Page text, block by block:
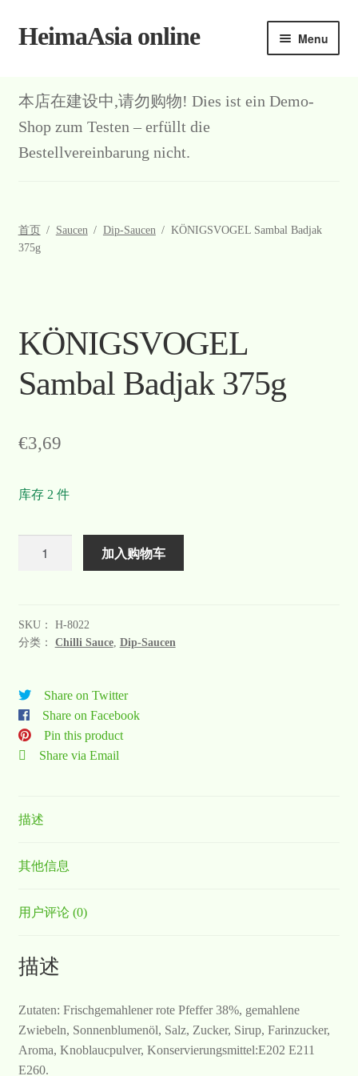
Skip
Skip
HeimaAsia online Menu
About
AGB
Datenschutz
Mein Konto
Warenkorb
关于
本店在建设中,请勿购物! Dies ist ein Demo-
Shop zum Testen – erfüllt die
Bestellvereinbarung nicht.
首页 / Saucen / Dip-Saucen / KÖNIGSVOGEL Sambal Badjak
375g
KÖNIGSVOGEL
Sambal Badjak 375g
€3,69
库存 2 件
加入购物车
SKU： H-8022
分类： Chilli Sauce, Dip-Saucen
Share on Twitter
Share on Facebook
Pin this product
Share via Email
描述
其他信息
用户评论 (0)
描述
Zutaten: Frischgemahlener rote Pfeffer 38%, gemahlene
Zwiebeln, Sonnenblumenöl, Salz, Zucker, Sirup, Farinzucker,
Aroma, Knoblaucpulver, Konservierungsmittel:E202 E211
E260.